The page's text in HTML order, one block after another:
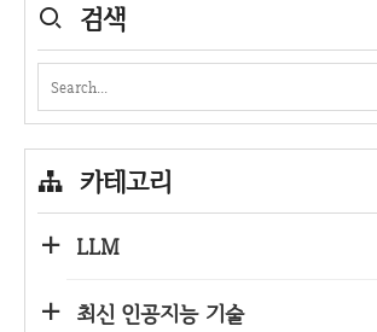
검색
카테고리
LLM
최신 인공지능 기술